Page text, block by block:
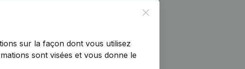
Close
sur la façon dont vous utilisez
sont visées et vous donne le